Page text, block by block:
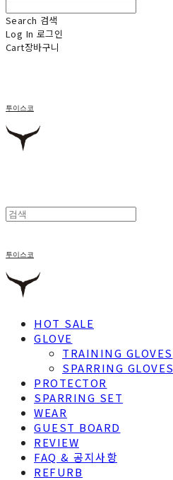
Search 검색
Log In 로그인
Cart장바구니
투이스코
투이스코
HOT SALE
GLOVE
TRAINING GLOVES
SPARRING GLOVES
PROTECTOR
SPARRING SET
WEAR
GUEST BOARD
REVIEW
FAQ & 공지사항
REFURB